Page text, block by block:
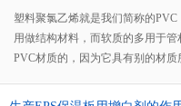
塑料聚氯乙烯就是我们简称的
用做结构材料，而软质的多用于
PVC材质的，因为它具有别的材
使用的回收料，那么必然会出现一